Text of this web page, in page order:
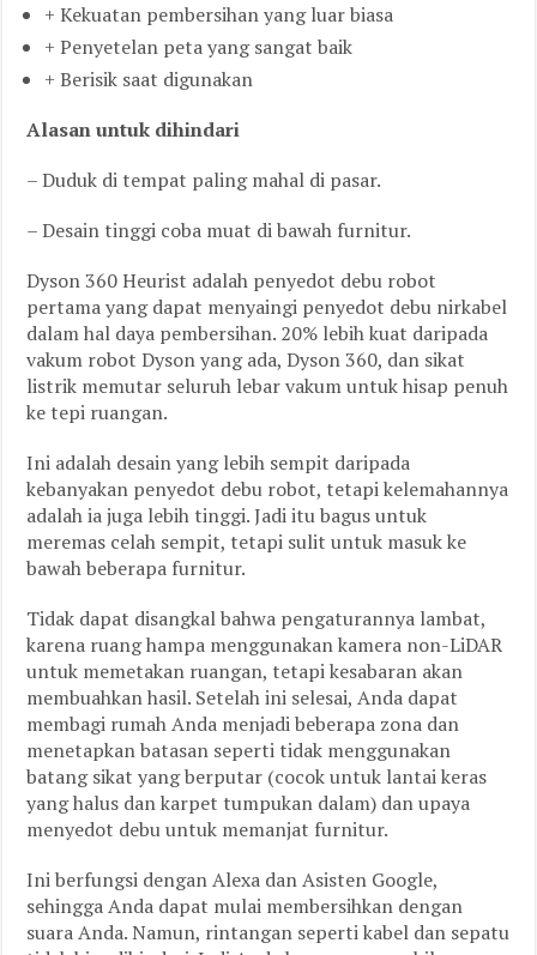
+ Kekuatan pembersihan yang luar biasa
+ Penyetelan peta yang sangat baik
+ Berisik saat digunakan
Alasan untuk dihindari
– Duduk di tempat paling mahal di pasar.
– Desain tinggi coba muat di bawah furnitur.
Dyson 360 Heurist adalah penyedot debu robot
pertama yang dapat menyaingi penyedot debu nirkabel
dalam hal daya pembersihan. 20% lebih kuat daripada
vakum robot Dyson yang ada, Dyson 360, dan sikat
listrik memutar seluruh lebar vakum untuk hisap penuh
ke tepi ruangan.
Ini adalah desain yang lebih sempit daripada
kebanyakan penyedot debu robot, tetapi kelemahannya
adalah ia juga lebih tinggi. Jadi itu bagus untuk
meremas celah sempit, tetapi sulit untuk masuk ke
bawah beberapa furnitur.
Tidak dapat disangkal bahwa pengaturannya lambat,
karena ruang hampa menggunakan kamera non-LiDAR
untuk memetakan ruangan, tetapi kesabaran akan
membuahkan hasil. Setelah ini selesai, Anda dapat
membagi rumah Anda menjadi beberapa zona dan
menetapkan batasan seperti tidak menggunakan
batang sikat yang berputar (cocok untuk lantai keras
yang halus dan karpet tumpukan dalam) dan upaya
menyedot debu untuk memanjat furnitur.
Ini berfungsi dengan Alexa dan Asisten Google,
sehingga Anda dapat mulai membersihkan dengan
suara Anda. Namun, rintangan seperti kabel dan sepatu